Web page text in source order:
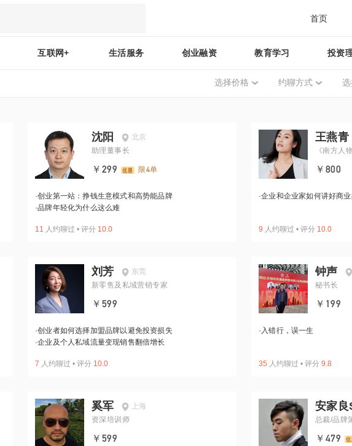
首页
互联网+ 生活服务 创业融资 教育学习 投资
选择价格 约聊方式
沈阳
北京
助理董事长
￥299 限4单
·创业第一站：挣钱生意模式和高势能品牌
·品牌年轻化为什么这么难
11 人约聊过 • 评分 10.0
王燕青
《南方人
￥800
·企业和企业家如何讲好商
9 人约聊过 • 评分 10.0
刘芳
东莞
新零售及私域营销专家
￥599
·创业者如何选择加盟品牌以避免投资损失
·企业及个人私域流量变现销售翻倍增长
7 人约聊过 • 评分 10.0
钟声
秘书长
￥199
· 入错行，误一生
35 人约聊过 • 评分 9.8
奚军
上海
资深培训师
￥599
安家
总裁/品牌
￥479